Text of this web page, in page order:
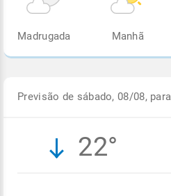
Madrugada Manhã
Previsão de sábado, 08/08, para
22°